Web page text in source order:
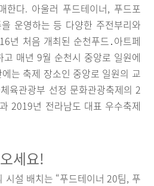
한다. 아울러 푸드테이너, 푸드포
운영하는 등 다양한 주전부리와
년 처음 개최된 순천푸드․아트페
매년 9월 순천시 중앙로 일원에
는 축제 장소인 중앙로 일원의 교
육관광부 선정 문화관광축제의 2
2019년 전라남도 대표 우수축제
세요!
시설 배치는 “푸드테이너 20팀, 푸